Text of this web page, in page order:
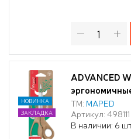
ADVANCED
блистере
(10228010/
КИТАЙ)
ТМ: MAPED
Артикул: 498111
В наличии: 6
НОВИНКА
ЗАКЛАДКА